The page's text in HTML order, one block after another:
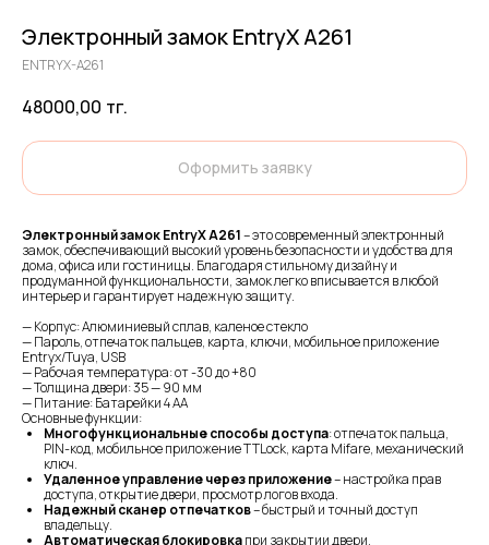
Электронный замок EntryX A261
ENTRYX-A261
48000,00 тг.
Оформить заявку
Электронный замок EntryX A261– это современный электронный
замок, обеспечивающий высокий уровень безопасности и удобства для
дома, офиса или гостиницы. Благодаря стильному дизайну и
продуманной функциональности, замок легко вписывается в любой
интерьер и гарантирует надежную защиту.
— Корпус: Алюминиевый сплав, каленое стекло
— Пароль, отпечаток пальцев, карта, ключи, мобильное приложение
Entryx/Tuya, USB
— Рабочая температура: от -30 до +80
— Толщина двери: 35 — 90 мм
— Питание: Батарейки 4 AA
Основные функции:
Многофункциональные способы доступа: отпечаток пальца,
PIN-код, мобильное приложение TTLock, карта Mifare, механический
ключ.
Удаленное управление через приложение– настройка прав
доступа, открытие двери, просмотр логов входа.
Надежный сканер отпечатков– быстрый и точный доступ
владельцу.
Автоматическая блокировкапри закрытии двери.